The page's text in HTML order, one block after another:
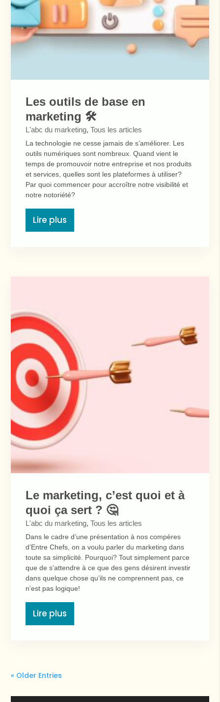
Les outils de base en
marketing 🛠️
L'abc du marketing,Tous les articles
La technologie ne cesse jamais de s’améliorer. Les
outils numériques sont nombreux. Quand vient le
temps de promouvoir notre entreprise et nos produits
et services, quelles sont les plateformes à utiliser?
Par quoi commencer pour accroître notre visibilité et
notre notoriété?
Lire plus
Le marketing, c’est quoi et à
quoi ça sert ? 🤔
L'abc du marketing,Tous les articles
Dans le cadre d’une présentation à nos compères
d’Entre Chefs, on a voulu parler du marketing dans
toute sa simplicité. Pourquoi? Tout simplement parce
que de s’attendre à ce que des gens désirent investir
dans quelque chose qu’ils ne comprennent pas, ce
n’est pas logique!
Lire plus
« Older Entries